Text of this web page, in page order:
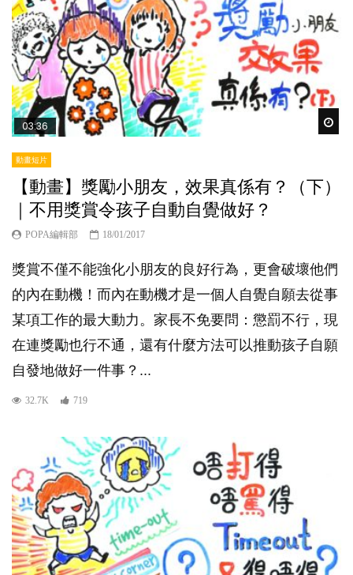
03:36
動畫短片
【動畫】獎勵小朋友，效果真係有？（下）
｜不用獎賞令孩子自動自覺做好？
POPA編輯部 18/01/2017
獎賞不僅不能強化小朋友的良好行為，更會破壞他們
的內在動機！而內在動機才是一個人自覺自願去從事
某項工作的最大動力。家長不免要問：懲罰不行，現
在連獎勵也行不通，還有什麼方法可以推動孩子自願
自發地做好一件事？...
32.7K 719